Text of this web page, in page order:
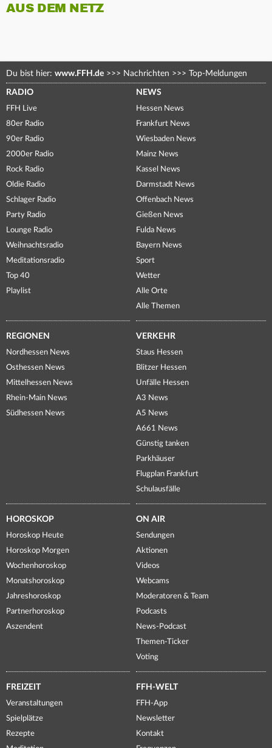
AUS DEM NETZ
Du bist hier: www.FFH.de >>> Nachrichten >>> Top-Meldungen
RADIO
FFH Live
80er Radio
90er Radio
2000er Radio
Rock Radio
Oldie Radio
Schlager Radio
Party Radio
Lounge Radio
Weihnachtsradio
Meditationsradio
Top 40
Playlist
NEWS
Hessen News
Frankfurt News
Wiesbaden News
Mainz News
Kassel News
Darmstadt News
Offenbach News
Gießen News
Fulda News
Bayern News
Sport
Wetter
Alle Orte
Alle Themen
REGIONEN
Nordhessen News
Osthessen News
Mittelhessen News
Rhein-Main News
Südhessen News
VERKEHR
Staus Hessen
Blitzer Hessen
Unfälle Hessen
A3 News
A5 News
A661 News
Günstig tanken
Parkhäuser
Flugplan Frankfurt
Schulausfälle
HOROSKOP
Horoskop Heute
Horoskop Morgen
Wochenhoroskop
Monatshoroskop
Jahreshoroskop
Partnerhoroskop
Aszendent
ON AIR
Sendungen
Aktionen
Videos
Webcams
Moderatoren & Team
Podcasts
News-Podcast
Themen-Ticker
Voting
FREIZEIT
Veranstaltungen
Spielplätze
Rezepte
FFH-WELT
FFH-App
Newsletter
Kontakt